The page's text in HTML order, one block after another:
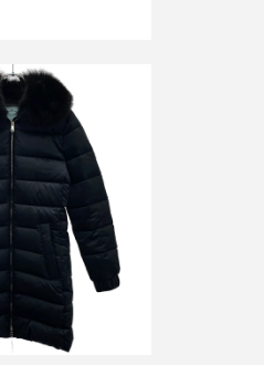
ァーダウンコート
見る